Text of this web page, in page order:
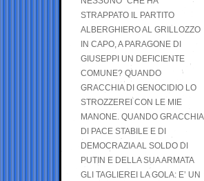
STRAPPATO IL PARTITO
ALBERGHIERO AL GRILLOZZO
IN CAPO, A PARAGONE DI
GIUSEPPI UN DEFICIENTE
COMUNE? QUANDO
GRACCHIA DI GENOCIDIO LO
STROZZEREI CON LE MIE
MANONE. QUANDO GRACCHIA
DI PACE STABILE E DI
DEMOCRAZIA AL SOLDO DI
PUTIN E DELLA SUA ARMATA
GLI TAGLIEREI LA GOLA: E’ UN